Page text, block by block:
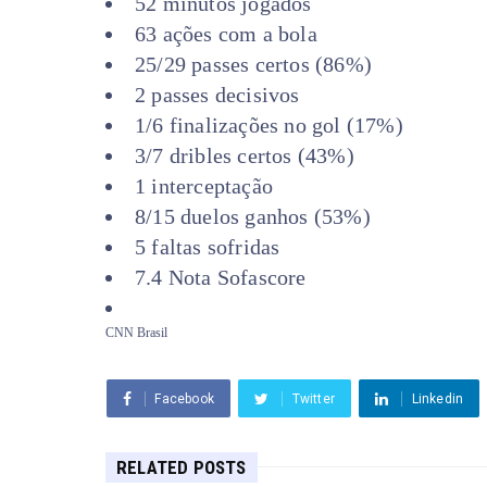
63 ações com a bola
25/29 passes certos (86%)
2 passes decisivos
1/6 finalizações no gol (17%)
3/7 dribles certos (43%)
1 interceptação
8/15 duelos ganhos (53%)
5 faltas sofridas
7.4 Nota Sofascore
CNN Brasil
Facebook Twitter Linkedin
RELATED POSTS